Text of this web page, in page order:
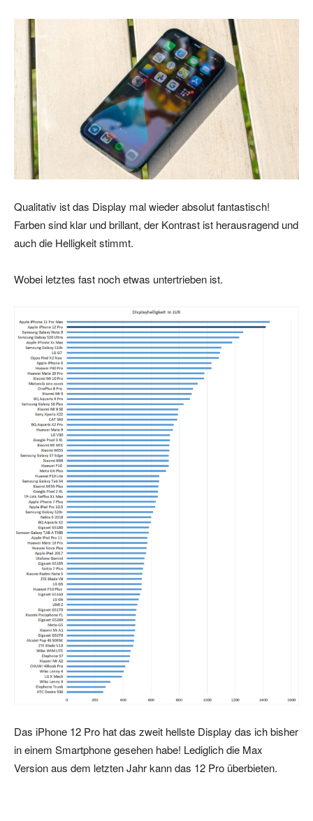
Qualitativ ist das Display mal wieder absolut fantastisch!
Farben sind klar und brillant, der Kontrast ist herausragend und
auch die Helligkeit stimmt.
Wobei letztes fast noch etwas untertrieben ist.
Das iPhone 12 Pro hat das zweit hellste Display das ich bisher
in einem Smartphone gesehen habe! Lediglich die Max
Version aus dem letzten Jahr kann das 12 Pro überbieten.